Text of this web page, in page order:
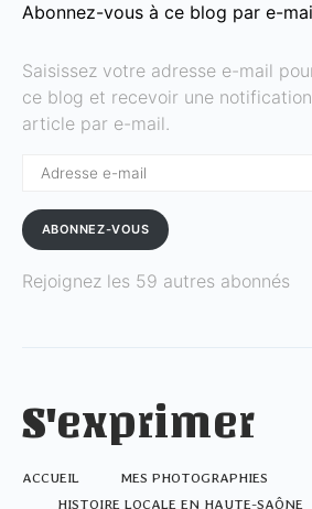
Abonnez-vous à ce blog par e-
Saisissez votre adresse e-mail
ce blog et recevoir une
article par e-mail.
ABONNEZ-VOUS
Rejoignez les 59 autres abonnés
S'exprimer
ACCUEIL
MES PHOTOGRAPHIES
HISTOIRE LOCALE EN HAUTE-SAÔNE